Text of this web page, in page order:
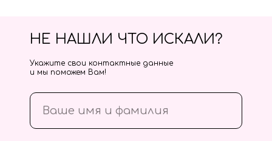
НЕ НАШЛИ ЧТО ИСКАЛИ?
Укажите свои контактные данные
и мы поможем Вам!